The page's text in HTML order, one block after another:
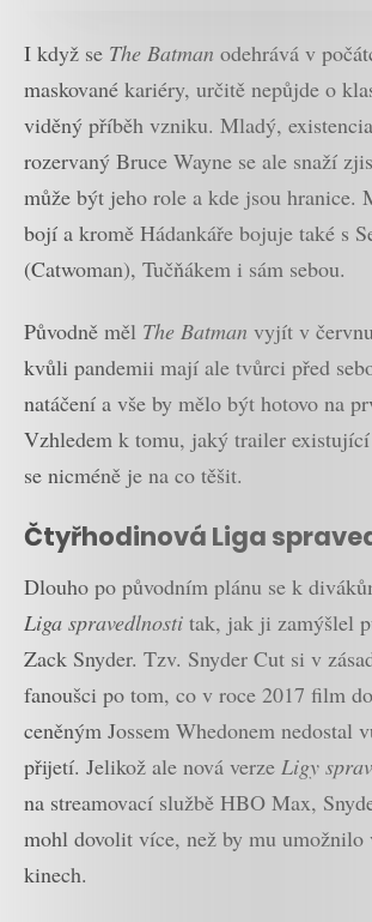
I když se The Batman odehrává v
maskované kariéry, určitě nepůjde o
viděný příběh vzniku. Mladý,
rozervaný Bruce Wayne se ale snaží
může být jeho role a kde jsou hranice.
bojí a kromě Hádankáře bojuje také s
(Catwoman), Tučňákem i sám sebou.
Původně měl The Batman vyjít v
kvůli pandemii mají ale tvůrci před
natáčení a vše by mělo být hotovo na
Vzhledem k tomu, jaký trailer
se nicméně je na co těšit.
Čtyřhodinová Liga
Dlouho po původním plánu se k
Liga spravedlnosti tak, jak ji zamýšlel
Zack Snyder. Tzv. Snyder Cut si v
fanoušci po tom, co v roce 2017 film
ceněným Jossem Whedonem nedostal
přijetí. Jelikož ale nová verze Ligy
na streamovací službě HBO Max,
mohl dovolit více, než by mu umožnilo
kinech.